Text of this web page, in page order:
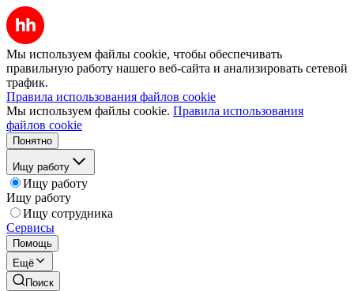
Мы используем файлы cookie, чтобы обеспечивать
правильную работу нашего веб-сайта и анализировать сетевой
трафик.
Правила использования файлов cookie
Мы используем файлы cookie. Правила использования
файлов cookie
Понятно
Ищу работу
Ищу работу
Ищу работу
Ищу сотрудника
Сервисы
Помощь
Ещё
Поиск